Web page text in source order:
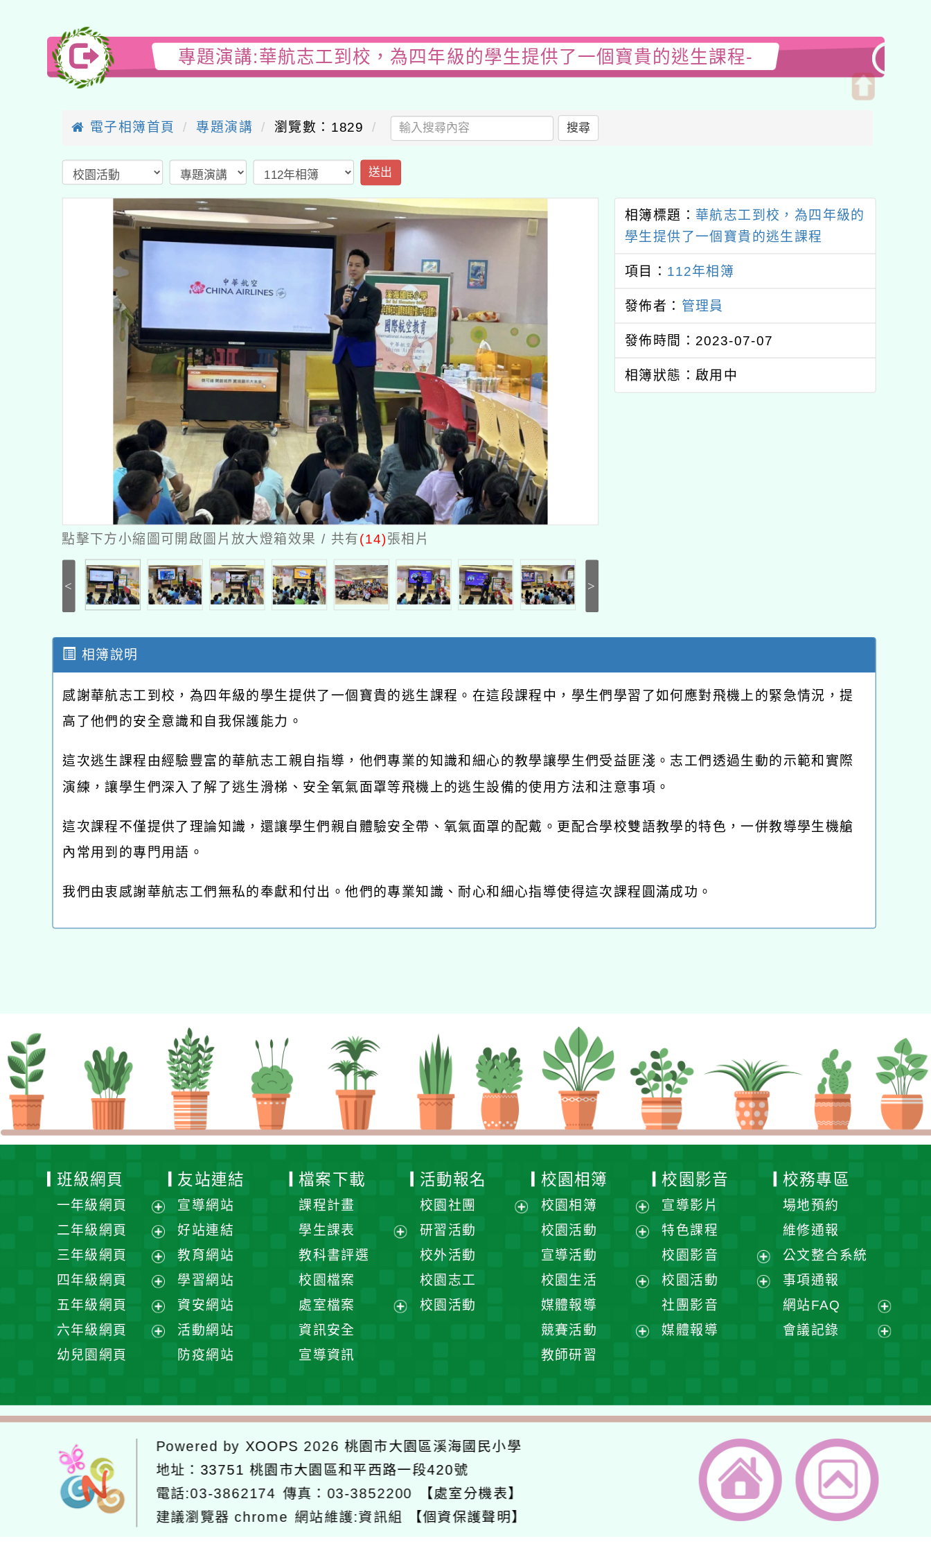
專題演講:華航志工到校，為四年級的學生提供了一個寶貴的逃生課程-
電子相簿首頁 專題演講 瀏覽數：1829 搜尋
送出
點擊下方小縮圖可開啟圖片放大燈箱效果 / 共有(14)張相片
< >
相簿標題： 華航志工到校，為四年級的
學生提供了一個寶貴的逃生課程
項目： 112年相簿
發佈者： 管理員
發佈時間：2023-07-07
相簿狀態：啟用中
相簿說明
感謝華航志工到校，為四年級的學生提供了一個寶貴的逃生課程。在這段課程中，學生們學習了如何應對飛機上的緊急情況，提
高了他們的安全意識和自我保護能力。
這次逃生課程由經驗豐富的華航志工親自指導，他們專業的知識和細心的教學讓學生們受益匪淺。志工們透過生動的示範和實際
演練，讓學生們深入了解了逃生滑梯、安全氧氣面罩等飛機上的逃生設備的使用方法和注意事項。
這次課程不僅提供了理論知識，還讓學生們親自體驗安全帶、氧氣面罩的配戴。更配合學校雙語教學的特色，一併教導學生機艙
內常用到的專門用語。
我們由衷感謝華航志工們無私的奉獻和付出。他們的專業知識、耐心和細心指導使得這次課程圓滿成功。
班級網頁
一年級網頁
展
選
單
二年級網頁
展
選
單
三年級網頁
展
開
選
單
四年級網頁
展
開
選
五年級網頁
展
開
六年級網頁
單
幼兒園網頁
友站連結
宣導網站
好站連結
教育網站
學習網站
資安網站
活動網站
防疫網站
檔案下載
課程計畫
學生課表
單
教科書評選
校園檔案
處室檔案
資訊安全
宣導資訊
活動報名
校園社團
研習活動
校外活動
校園志工
校園活動
校園相簿
校園相簿
展
單
校園活動
選
宣導活動
校園生活
選
媒體報導
競賽活動
單
教師研習
校園影音
宣導影片
特色課程
校園影音
展
開
校園活動
社團影音
媒體報導
校務專區
場地預約
維修通報
公文整合系統
事項通報
網站FAQ
展
開
會議記錄
單
Powered by XOOPS 2026桃園市大園區溪海國民小學
地址： 33751 桃園市大園區和平西路一段420號
電話:03-3862174 傳真：03-3852200
【處室分機表】
建議瀏覽器 chrome 網站維護:資訊組 【個資保護聲明】